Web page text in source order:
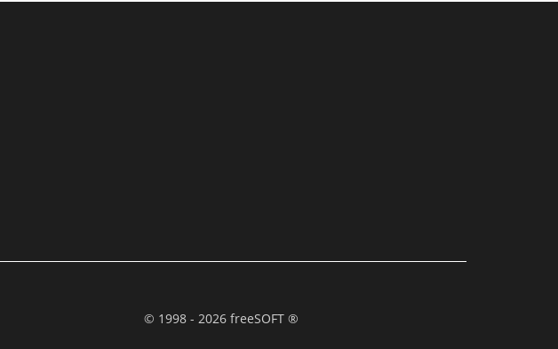
© 1998 - 2026 freeSOFT ®